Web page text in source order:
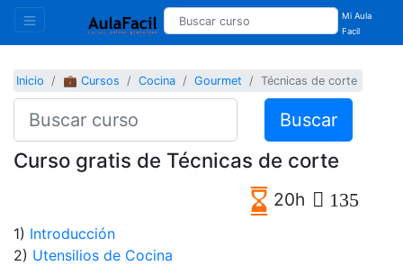
Mi Aula
Facil
Inicio 💼 Cursos Cocina Gourmet Técnicas de corte
Buscar
Curso gratis de Técnicas de corte
20h 135
1) Introducción
2) Utensilios de Cocina